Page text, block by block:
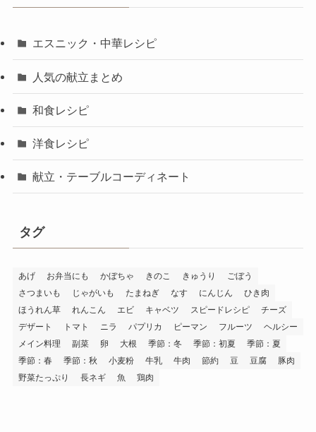
エスニック・中華レシピ
人気の献立まとめ
和食レシピ
洋食レシピ
献立・テーブルコーディネート
タグ
あげ お弁当にも かぼちゃ きのこ きゅうり
ごぼう
さつまいも
じゃがいも たまねぎ なす にんじん
ひき肉
ほうれん草
れんこん エビ キャベツ スピードレシピ
チーズ
デザート
トマト ニラ パプリカ ピーマン フルーツ
ヘルシー
メイン料理
副菜 卵 大根 季節：冬 季節：初夏
季節：夏
季節：春
季節：秋 小麦粉 牛乳 牛肉 節約 豆 豆腐
豚肉
野菜たっぷり
長ネギ 魚 鶏肉